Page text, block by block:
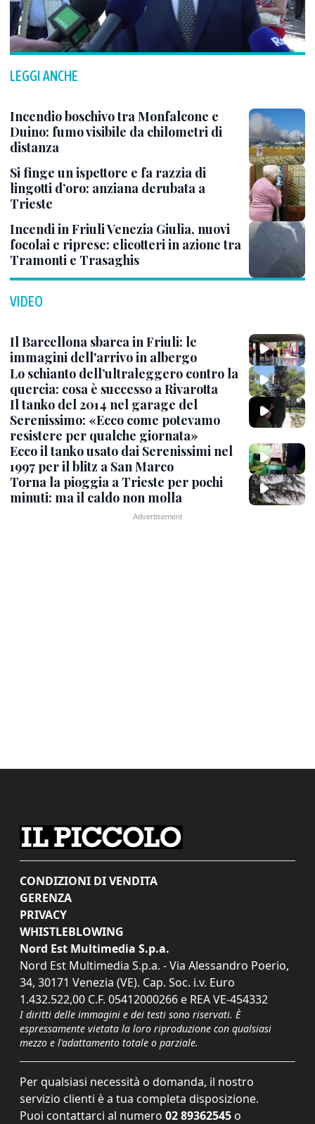
LEGGI ANCHE
Incendio boschivo tra Monfalcone e
Duino: fumo visibile da chilometri di
distanza
Si finge un ispettore e fa razzia di
lingotti d’oro: anziana derubata a
Trieste
Incendi in Friuli Venezia Giulia, nuovi
focolai e riprese: elicotteri in azione tra
Tramonti e Trasaghis
VIDEO
Il Barcellona sbarca in Friuli: le
immagini dell'arrivo in albergo
Lo schianto dell’ultraleggero contro la
quercia: cosa è successo a Rivarotta
Il tanko del 2014 nel garage del
Serenissimo: «Ecco come potevamo
resistere per qualche giornata»
Ecco il tanko usato dai Serenissimi nel
1997 per il blitz a San Marco
Torna la pioggia a Trieste per pochi
minuti: ma il caldo non molla
CONDIZIONI DI VENDITA
GERENZA
PRIVACY
WHISTLEBLOWING
Nord Est Multimedia S.p.a.
Nord Est Multimedia S.p.a. - Via Alessandro Poerio,
34, 30171 Venezia (VE). Cap. Soc. i.v. Euro
1.432.522,00 C.F. 05412000266 e REA VE-454332
I diritti delle immagini e dei testi sono riservati. È
espressamente vietata la loro riproduzione con qualsiasi
mezzo e l'adattamento totale o parziale.
Per qualsiasi necessità o domanda, il nostro
servizio clienti è a tua completa disposizione.
Puoi contattarci al numero 02 89362545 o